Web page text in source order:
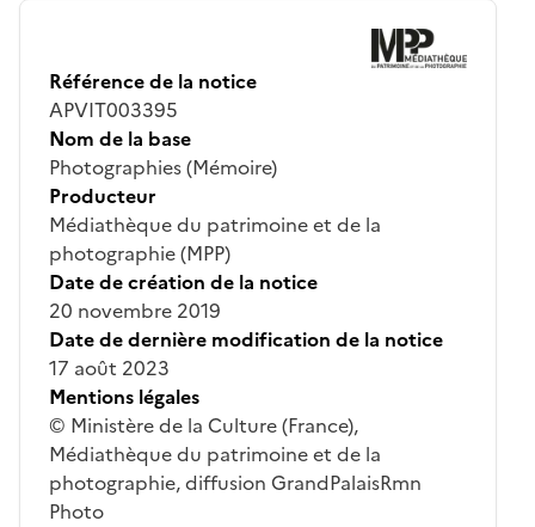
Référence de la notice
APVIT003395
Nom de la base
Photographies (Mémoire)
Producteur
Médiathèque du patrimoine et de la
photographie (MPP)
Date de création de la notice
20 novembre 2019
Date de dernière modification de la notice
17 août 2023
Mentions légales
© Ministère de la Culture (France),
Médiathèque du patrimoine et de la
photographie, diffusion GrandPalaisRmn
Photo